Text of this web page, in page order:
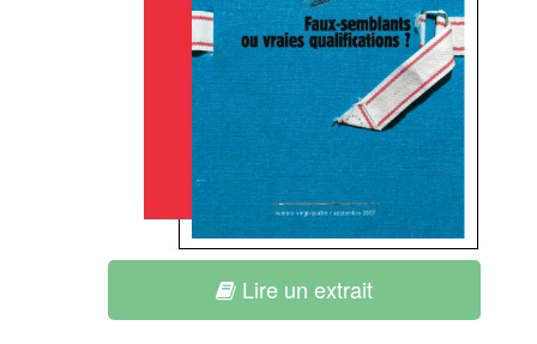
Lire un extrait